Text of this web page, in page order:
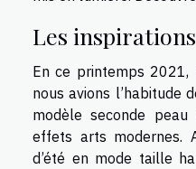
Les
En ce printemps 2021,
nous avions l’habitude
modèle seconde
effets arts modernes.
d’été en mode taille